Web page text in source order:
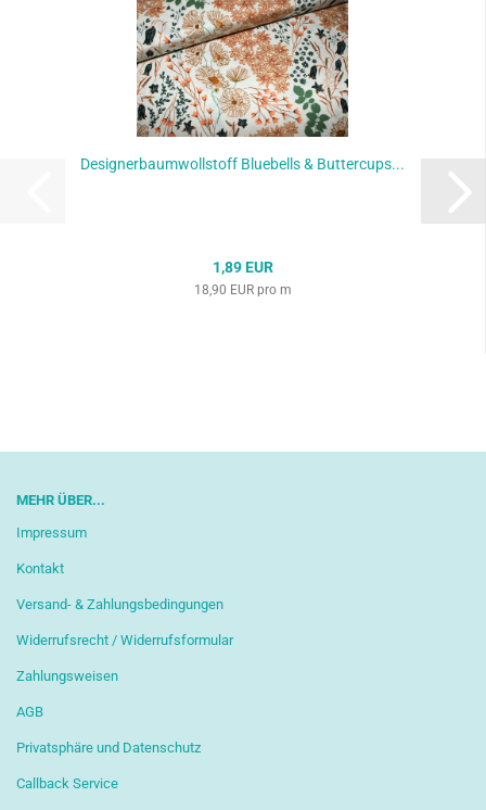
Designerbaumwollstoff Bluebells & Buttercups...
1,89 EUR
18,90 EUR pro m
MEHR ÜBER...
Impressum
Kontakt
Versand- & Zahlungsbedingungen
Widerrufsrecht / Widerrufsformular
Zahlungsweisen
AGB
Privatsphäre und Datenschutz
Callback Service